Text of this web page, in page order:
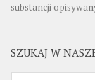
substancji
SZUKAJ W